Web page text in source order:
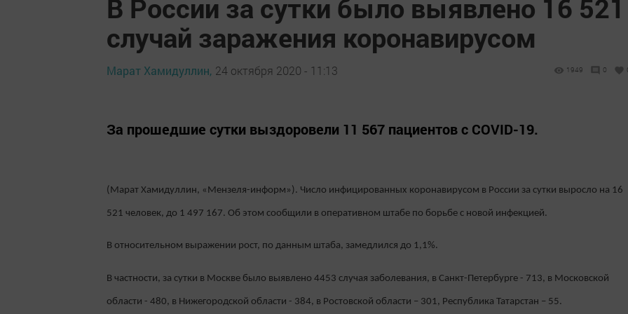
В России за сутки было выявлено 16 521
случай заражения коронавирусом
Марат Хамидуллин, 24 октября 2020 - 11:13 1949 0
За прошедшие сутки выздоровели 11 567 пациентов с COVID-19.
(Марат Хамидуллин, «Мензеля-информ»). Число инфицированных коронавирусом в России за сутки выросло на 16
521 человек, до 1 497 167. Об этом сообщили в оперативном штабе по борьбе с новой инфекцией.
В относительном выражении рост, по данным штаба, замедлился до 1,1%.
В частности, за сутки в Москве было выявлено 4453 случая заболевания, в Санкт-Петербурге - 713, в Московской
области - 480, в Нижегородской области - 384, в Ростовской области – 301, Республика Татарстан – 55.